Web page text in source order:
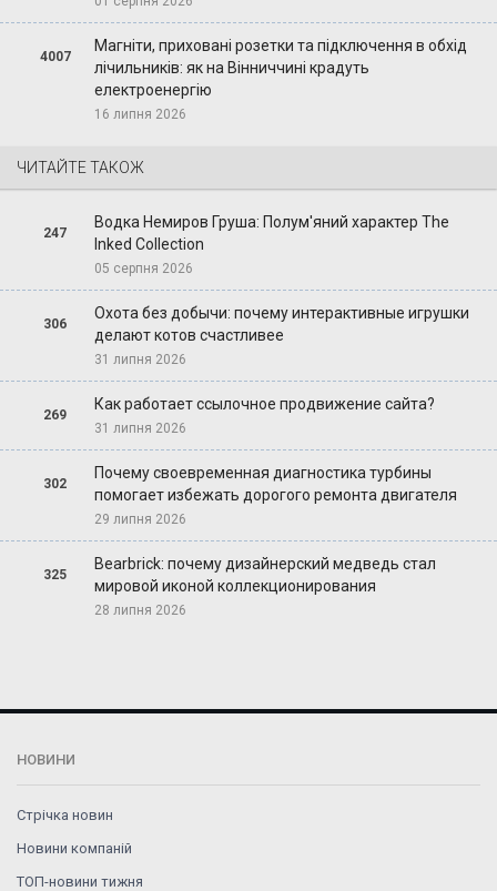
4007
Магніти, приховані розетки та підключення в обхід
лічильників: як на Вінниччині крадуть
електроенергію
16 липня 2026
ЧИТАЙТЕ ТАКОЖ
247
Водка Немиров Груша: Полум'яний характер The
Inked Collection
05 серпня 2026
306
Охота без добычи: почему интерактивные игрушки
делают котов счастливее
31 липня 2026
269
Как работает ссылочное продвижение сайта?
31 липня 2026
302
Почему своевременная диагностика турбины
помогает избежать дорогого ремонта двигателя
29 липня 2026
325
Bearbrick: почему дизайнерский медведь стал
мировой иконой коллекционирования
28 липня 2026
НОВИНИ
Стрічка новин
Новини компаній
ТОП-новини тижня